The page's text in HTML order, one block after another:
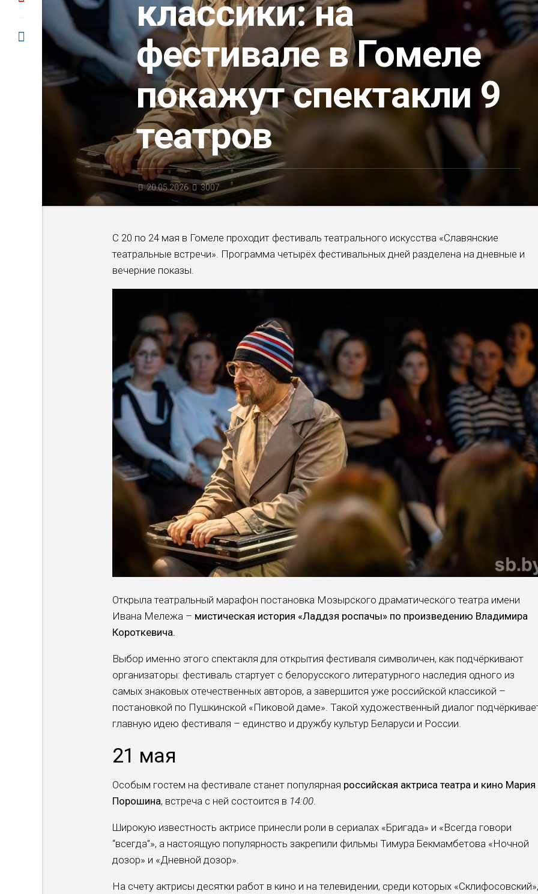
классики: на
фестивале в Гомеле
покажут спектакли 9
театров
20.05.2026 3007
С 20 по 24 мая в Гомеле проходит фестиваль театрального искусства «Славянские
театральные встречи». Программа четырёх фестивальных дней разделена на дневные и
вечерние показы.
Открыла театральный марафон постановка Мозырского драматического театра имени
Ивана Мележа – мистическая история «Ладдзя роспачы» по произведению Владимира
Короткевича.
Выбор именно этого спектакля для открытия фестиваля символичен, как подчёркивают
организаторы: фестиваль стартует с белорусского литературного наследия одного из
самых знаковых отечественных авторов, а завершится уже российской классикой –
постановкой по Пушкинской «Пиковой даме». Такой художественный диалог
главную идею фестиваля – единство и дружбу культур Беларуси и России.
21 мая
Особым гостем на фестивале станет популярная российская актриса театра и кино Мария
Порошина, встреча с ней состоится в 14:00.
Широкую известность актрисе принесли роли в сериалах «Бригада» и «Всегда говори
“всегда”», а настоящую популярность закрепили фильмы Тимура Бекмамбетова «Ночной
дозор» и «Дневной дозор».
На счету актрисы десятки работ в кино и на телевидении, среди которых «Склифосовский»,